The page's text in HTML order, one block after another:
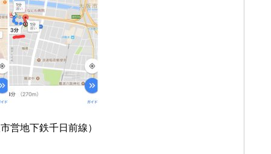
営地下鉄千日前線）